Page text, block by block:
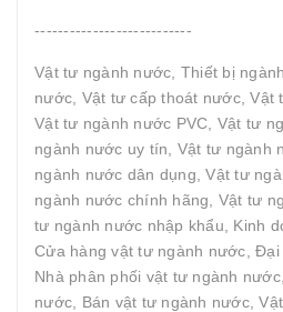
---------------------------
Vật tư ngành nước, Thiết bị
nước, Vật tư cấp thoát nước, Vật
Vật tư ngành nước PVC, Vật tư
ngành nước uy tín, Vật tư ngành
ngành nước dân dụng, Vật tư
ngành nước chính hãng, Vật tư
tư ngành nước nhập khẩu, Kinh
Cửa hàng vật tư ngành nước, Đại
Nhà phân phối vật tư ngành
nước, Bán vật tư ngành nước,